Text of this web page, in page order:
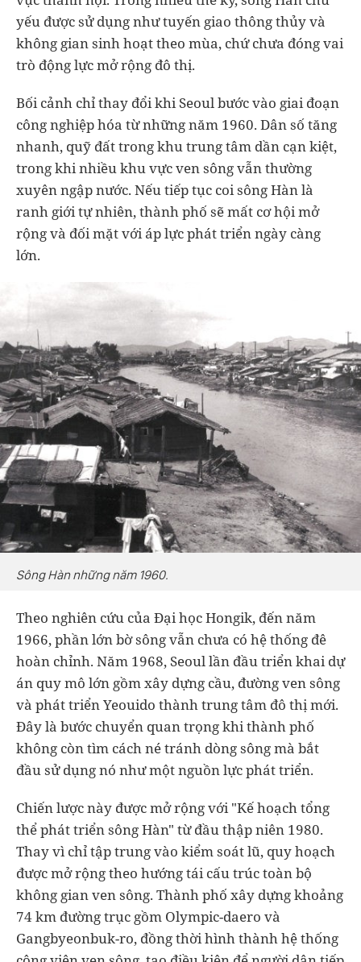
yếu được sử dụng như tuyến giao thông thủy và
không gian sinh hoạt theo mùa, chứ chưa đóng vai
trò động lực mở rộng đô thị.
Bối cảnh chỉ thay đổi khi Seoul bước vào giai đoạn
công nghiệp hóa từ những năm 1960. Dân số tăng
nhanh, quỹ đất trong khu trung tâm dần cạn kiệt,
trong khi nhiều khu vực ven sông vẫn thường
xuyên ngập nước. Nếu tiếp tục coi sông Hàn là
ranh giới tự nhiên, thành phố sẽ mất cơ hội mở
rộng và đối mặt với áp lực phát triển ngày càng
lớn.
Sông Hàn những năm 1960.
Theo nghiên cứu của Đại học Hongik, đến năm
1966, phần lớn bờ sông vẫn chưa có hệ thống đê
hoàn chỉnh. Năm 1968, Seoul lần đầu triển khai dự
án quy mô lớn gồm xây dựng cầu, đường ven sông
và phát triển Yeouido thành trung tâm đô thị mới.
Đây là bước chuyển quan trọng khi thành phố
không còn tìm cách né tránh dòng sông mà bắt
đầu sử dụng nó như một nguồn lực phát triển.
Chiến lược này được mở rộng với "Kế hoạch tổng
thể phát triển sông Hàn" từ đầu thập niên 1980.
Thay vì chỉ tập trung vào kiểm soát lũ, quy hoạch
được mở rộng theo hướng tái cấu trúc toàn bộ
không gian ven sông. Thành phố xây dựng khoảng
74 km đường trục gồm Olympic-daero và
Gangbyeonbuk-ro, đồng thời hình thành hệ thống